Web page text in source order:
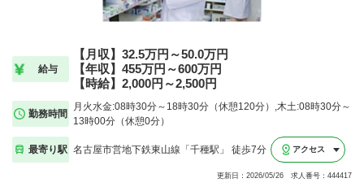
給与
【月収】32.5万円～50.0万円
【年収】455万円～600万円
【時給】2,000円～2,500円
勤務時間
月火水金:08時30分～18時30分（休憩120分）,木土:08時30分～
13時00分（休憩0分）
最寄り駅 名古屋市営地下鉄東山線「千種駅」 徒歩7分 アクセス
更新日：2026/05/26 求人番号：444417